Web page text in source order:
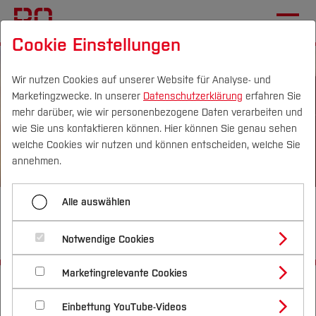
Campus Personen DE|EN Quicklinks
Studium
Studienangebote
Bachelorstudiengänge
Masterstudiengänge
Vor dem Studium
Bewerben & Einschreiben
Bewerbungsportal
Im Studium
Studienbüros und Prüfungen
Nach dem Studium
Forschung & Transfer
Profil
Forschungs- und Transferprofil
Schwerpunkte (FuT)
Beratung & Förderung
Nachhaltigkeit
Nachhaltigkeit studieren
International
Karriereplanung und
Berufseinstieg
Startseite
Studium
Nach dem Studium
Karriereplanung & Berufseinstieg
Cookie Einstellungen
Wir nutzen Cookies auf unserer Website für Analyse- und
Marketingzwecke. In unserer Datenschutzerklärung erfahren Sie
mehr darüber, wie wir personenbezogene Daten verarbeiten und
wie Sie uns kontaktieren können. Hier können Sie genau sehen
welche Cookies wir nutzen und können entscheiden, welche Sie
annehmen.
Alle auswählen
Notwendige Cookies
Marketingrelevante Cookies
Einbettung YouTube-Videos